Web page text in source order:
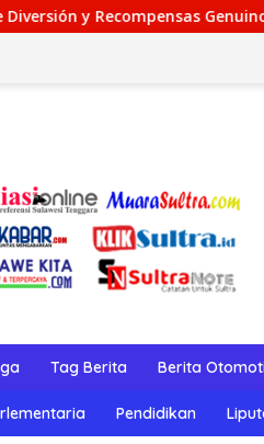
TeaSpin
Tag Berita Berita
Pendidikan